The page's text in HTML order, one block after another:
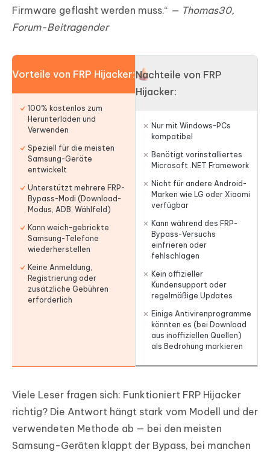
Firmware geflasht werden muss.“ — Thomas30,
Forum-Beitragender
Vorteile von FRP Hijacker:
100% kostenlos zum
Herunterladen und
Verwenden
Speziell für die meisten
Samsung-Geräte
entwickelt
Unterstützt mehrere FRP-
Bypass-Modi (Download-
Modus, ADB, Wählfeld)
Kann weich-gebrickte
Samsung-Telefone
wiederherstellen
Keine Anmeldung,
Registrierung oder
zusätzliche Gebühren
erforderlich
Nachteile von FRP
Hijacker:
Nur mit Windows-PCs
kompatibel
Benötigt vorinstalliertes
Microsoft .NET Framework
Nicht für andere Android-
Marken wie LG oder Xiaomi
verfügbar
Kann während des FRP-
Bypass-Versuchs
einfrieren oder
fehlschlagen
Kein offizieller
Kundensupport oder
regelmäßige Updates
Einige Antivirenprogramme
könnten es (bei Download
aus inoffiziellen Quellen)
als Bedrohung markieren
Viele Leser fragen sich: Funktioniert FRP Hijacker
richtig? Die Antwort hängt stark vom Modell und der
verwendeten Methode ab — bei den meisten
Samsung-Geräten klappt der Bypass, bei manchen